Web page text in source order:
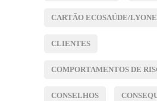
CARTÃO ECOSAÚDE/
CLIENTES
COMPORTAMENTOS DE
CONSELHOS